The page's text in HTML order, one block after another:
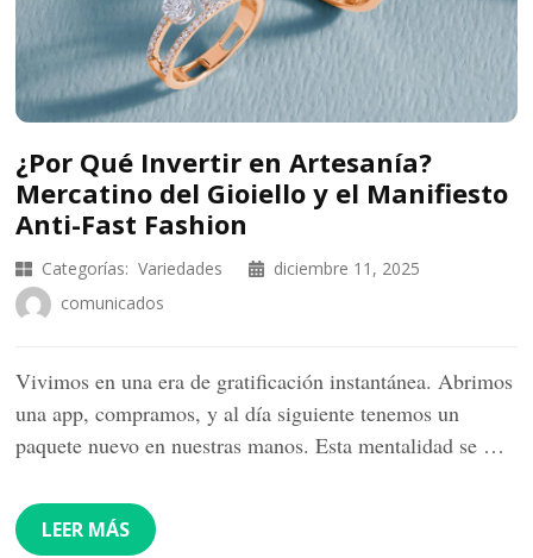
¿Por Qué Invertir en Artesanía?
Mercatino del Gioiello y el Manifiesto
Anti-Fast Fashion
Categorías: Variedades
diciembre 11, 2025
comunicados
Vivimos en una era de gratificación instantánea. Abrimos
una app, compramos, y al día siguiente tenemos un
paquete nuevo en nuestras manos. Esta mentalidad se …
LEER MÁS